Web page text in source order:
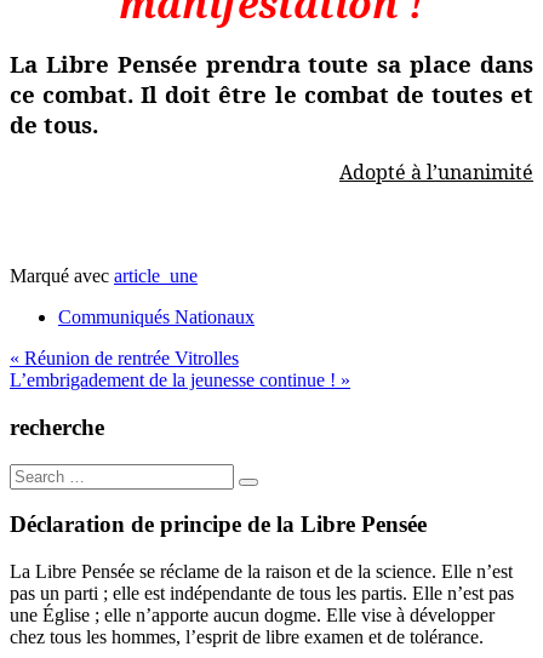
La Libre Pensée prendra toute sa place dans
ce combat. Il doit être le combat de toutes et
de tous.
Adopté à l’unanimité
Marqué avec article_une
Communiqués Nationaux
Navigation
de
l’article
« Réunion de rentrée Vitrolles
L’embrigadement de la jeunesse continue ! »
recherche
Search
for:
Déclaration de principe de la Libre Pensée
La Libre Pensée se réclame de la raison et de la science. Elle n’est
pas un parti ; elle est indépendante de tous les partis. Elle n’est pas
une Église ; elle n’apporte aucun dogme. Elle vise à développer
chez tous les hommes, l’esprit de libre examen et de tolérance.